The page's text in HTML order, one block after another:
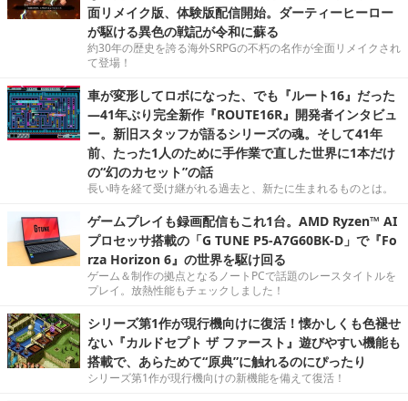
面リメイク版、体験版配信開始。ダーティーヒーロー
が駆ける異色の戦記が令和に蘇る
約30年の歴史を誇る海外SRPGの不朽の名作が全面リメイクされ
て登場！
車が変形してロボになった、でも『ルート16』だった
―41年ぶり完全新作『ROUTE16R』開発者インタビュ
ー。新旧スタッフが語るシリーズの魂。そして41年
前、たった1人のために手作業で直した世界に1本だけ
の“幻のカセット”の話
長い時を経て受け継がれる過去と、新たに生まれるものとは。
ゲームプレイも録画配信もこれ1台。AMD Ryzen™ AI
プロセッサ搭載の「G TUNE P5-A7G60BK-D」で『Fo
rza Horizon 6』の世界を駆け回る
ゲーム＆制作の拠点となるノートPCで話題のレースタイトルを
プレイ。放熱性能もチェックしました！
シリーズ第1作が現行機向けに復活！懐かしくも色褪せ
ない『カルドセプト ザ ファースト』遊びやすい機能も
搭載で、あらためて“原典”に触れるのにぴったり
シリーズ第1作が現行機向けの新機能を備えて復活！